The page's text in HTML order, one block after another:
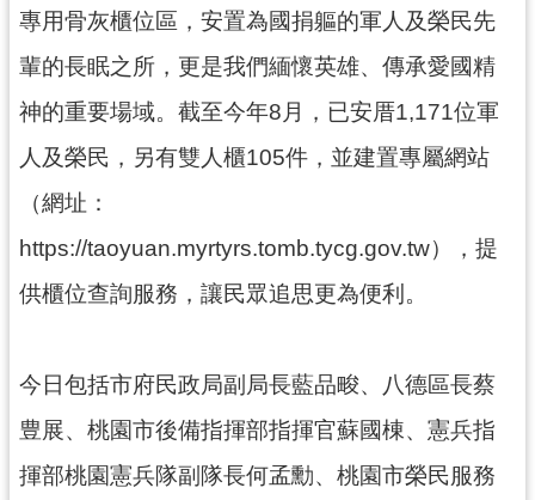
網
隱
私
權
政
網
安
策
政
府
網
專用骨灰櫃位區，安置為國捐軀的軍人及榮民先
輩的長眠之所，更是我們緬懷英雄、傳承愛國精
神的重要場域。截至今年8月，已安厝1,171位軍
人及榮民，另有雙人櫃105件，並建置專屬網站
（網址：
https://taoyuan.myrtyrs.tomb.tycg.gov.tw），提
供櫃位查詢服務，讓民眾追思更為便利。
今日包括市府民政局副局長藍品畯、八德區長蔡
豊展、桃園市後備指揮部指揮官蘇國棟、憲兵指
揮部桃園憲兵隊副隊長何孟勳、桃園市榮民服務